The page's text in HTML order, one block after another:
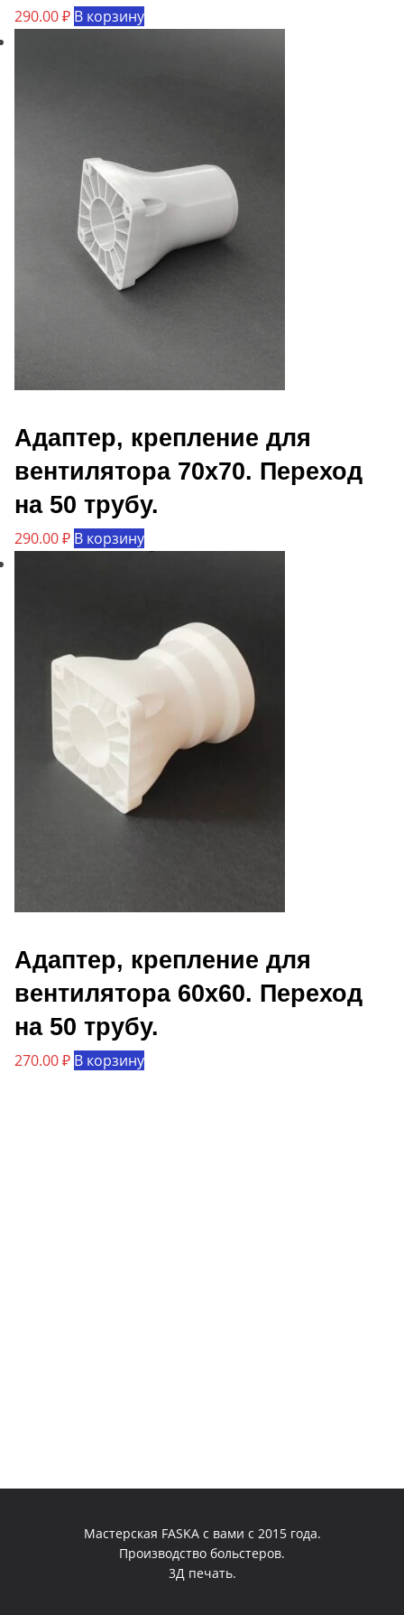
290.00₽ В корзину
Адаптер, крепление для
вентилятора 70х70. Переход
на 50 трубу.
290.00₽ В корзину
Адаптер, крепление для
вентилятора 60х60. Переход
на 50 трубу.
270.00₽ В корзину
Мастерская FASKA с вами с 2015 года.
Производство больстеров.
3Д печать.